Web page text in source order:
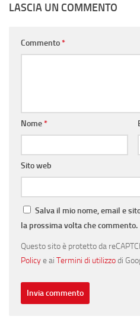
LASCIA UN COMMENTO
Commento*
Nome*
Sito web
Salva il mio nome, email e
la prossima volta che commento.
Questo sito è protetto da
Policye ai Termini di utilizzodi